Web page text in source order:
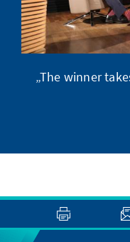
„The winner